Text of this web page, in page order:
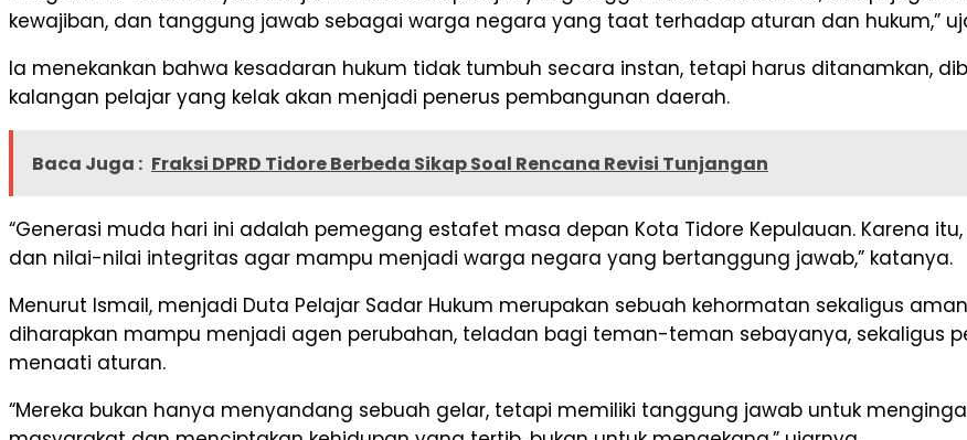
kewajiban, dan tanggung jawab sebagai warga negara yang taat terhadap aturan dan hukum,”
Ia menekankan bahwa kesadaran hukum tidak tumbuh secara instan, tetapi harus ditanamkan,
kalangan pelajar yang kelak akan menjadi penerus pembangunan daerah.
Baca Juga : Fraksi DPRD Tidore Berbeda Sikap Soal Rencana Revisi Tunjangan
“Generasi muda hari ini adalah pemegang estafet masa depan Kota Tidore Kepulauan. Karena
dan nilai-nilai integritas agar mampu menjadi warga negara yang bertanggung jawab,” katanya.
Menurut Ismail, menjadi Duta Pelajar Sadar Hukum merupakan sebuah kehormatan sekaligus
diharapkan mampu menjadi agen perubahan, teladan bagi teman-teman sebayanya, sekaligus
menaati aturan.
“Mereka bukan hanya menyandang sebuah gelar, tetapi memiliki tanggung jawab untuk